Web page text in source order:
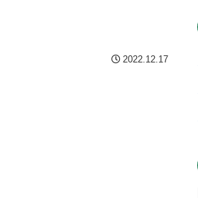
2022.12.17